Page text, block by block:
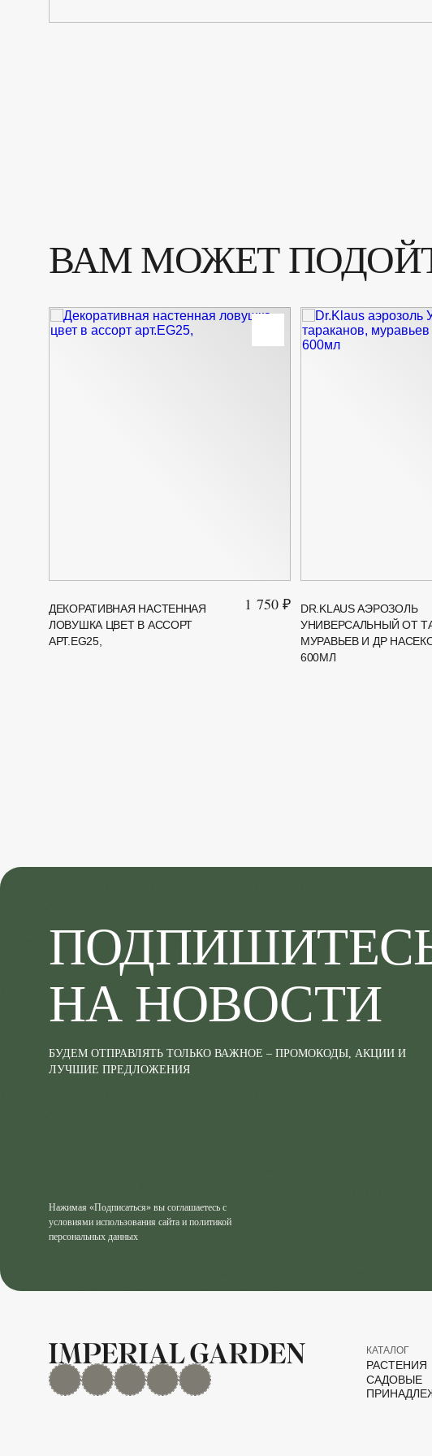
ВАМ МОЖЕТ
ДЕКОРАТИВНАЯ НАСТЕННАЯ
ЛОВУШКА ЦВЕТ В АССОРТ
АРТ.ЕG25,
1 750 ₽
DR.KLAUS АЭРОЗОЛЬ
УНИВЕРСАЛЬНЫЙ ОТ
МУРАВЬЕВ И ДР
600МЛ
НА НОВОСТИ
БУДЕМ ОТПРАВЛЯТЬ ТОЛЬКО ВАЖНОЕ – ПРОМОКОДЫ, АКЦИИ И
ЛУЧШИЕ ПРЕДЛОЖЕНИЯ
Нажимая «Подписаться» вы соглашаетесь с
условиями использования сайта и политикой
персональных данных
MAX Дзен YouTuberutubeTelegram
КАТАЛОГ
РАСТЕНИЯ
САДОВЫЕ